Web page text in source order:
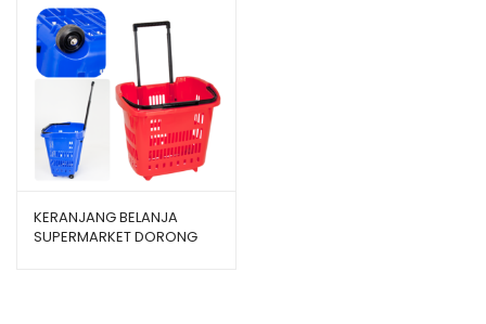
KERANJANG BELANJA
SUPERMARKET DORONG